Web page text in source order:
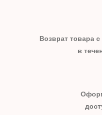
Возврат товара
в